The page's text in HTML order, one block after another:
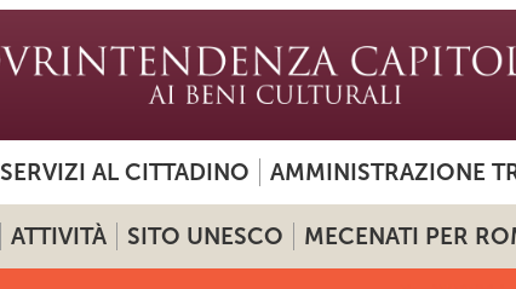
SERVIZI AL CITTADINO AMMINISTRAZIONE
ATTIVITÀ SITO UNESCO MECENATI PER